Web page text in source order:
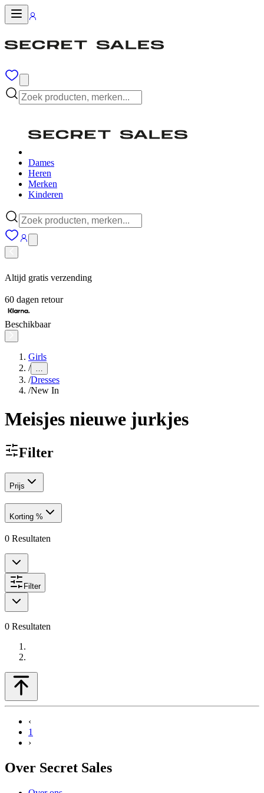
Dames
Heren
Merken
Kinderen
Altijd gratis verzending
60 dagen retour
Beschikbaar
Girls
/ …
/Dresses
/New In
Meisjes nieuwe jurkjes
Filter
Prijs
Korting %
0 Resultaten
Filter
0 Resultaten
‹
1
›
Over Secret Sales